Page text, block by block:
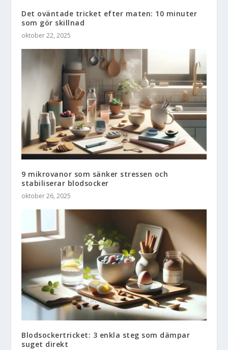
Det oväntade tricket efter maten: 10 minuter
som gör skillnad
oktober 22, 2025
9 mikrovanor som sänker stressen och
stabiliserar blodsocker
oktober 26, 2025
Blodsockertricket: 3 enkla steg som dämpar
suget direkt